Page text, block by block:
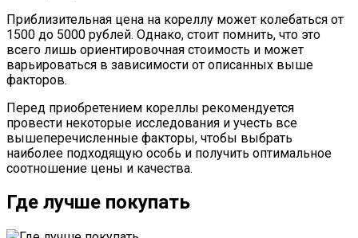
Приблизительная цена на кореллу может колебаться от
1500 до 5000 рублей. Однако, стоит помнить, что это
всего лишь ориентировочная стоимость и может
варьироваться в зависимости от описанных выше
факторов.
Перед приобретением кореллы рекомендуется
провести некоторые исследования и учесть все
вышеперечисленные факторы, чтобы выбрать
наиболее подходящую особь и получить оптимальное
соотношение цены и качества.
Где лучше покупать